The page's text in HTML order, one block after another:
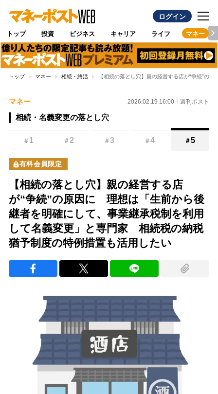
ログイン
トップ 投資 ビジネス キャリア ライフ マネー
トップ マネー 相続・終活 【相続の落とし穴】親の経営する店が“争続”
マネー 2026.02.19 16:00 週刊ポスト
相続・名義変更の落とし穴
＃ 1 ＃2 ＃3 ＃4 ＃5
有料会員限定
【相続の落とし穴】親の経営する店
が“争続”の原因に 理想は「生前から後
継者を明確にして、事業継承税制を利用
して名義変更」と専門家 相続税の納税
猶予制度の特例措置も活用したい